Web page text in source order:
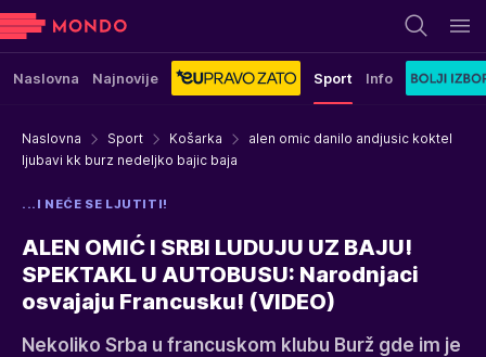
Naslovna Najnovije Sport Info
Naslovna Sport Košarka
alen omic danilo andjusic koktel
ljubavi kk burz nedeljko bajic baja
...I NEĆE SE LJUTITI!
ALEN OMIĆ I SRBI LUDUJU UZ BAJU!
SPEKTAKL U AUTOBUSU: Narodnjaci
osvajaju Francusku! (VIDEO)
Nekoliko Srba u francuskom klubu Burž gde im je